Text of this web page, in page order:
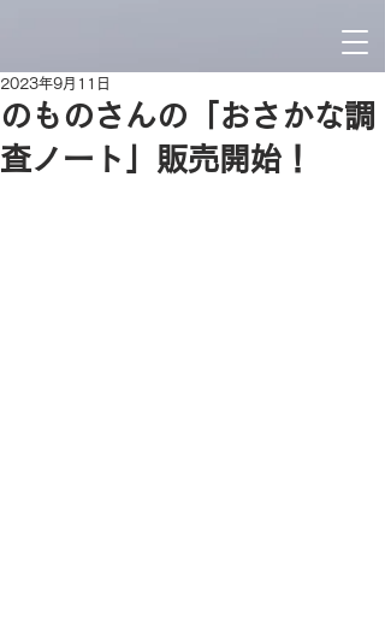
のものさんの「おさかな調
査ノート」販売開始！
2023年9月11日